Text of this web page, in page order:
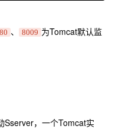
、 8009 为Tomcat默认监
Sserver，一个Tomcat实